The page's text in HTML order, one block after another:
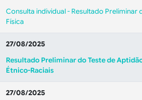
Consulta individual - Resultado Preliminar
Física
27/08/2025
Resultado Preliminar do Teste de
Étnico-Raciais
27/08/2025